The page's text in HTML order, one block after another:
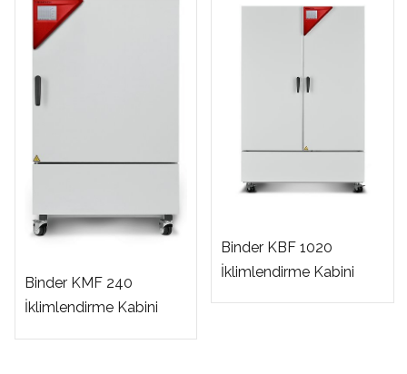
Binder KMF 240
İklimlendirme Kabini
Binder KBF 1020
İklimlendirme Kabini